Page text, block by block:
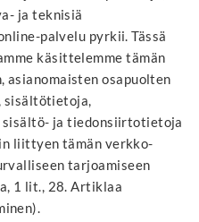
ja teknisiä
palvelu pyrkii. Tässä
käsittelemme tämän
asianomaisten osapuolten
sisältötietoja,
ja tiedonsiirtotietoja
liittyen tämän verkko-
tarjoamiseen
1 lit., 28. Artiklaa